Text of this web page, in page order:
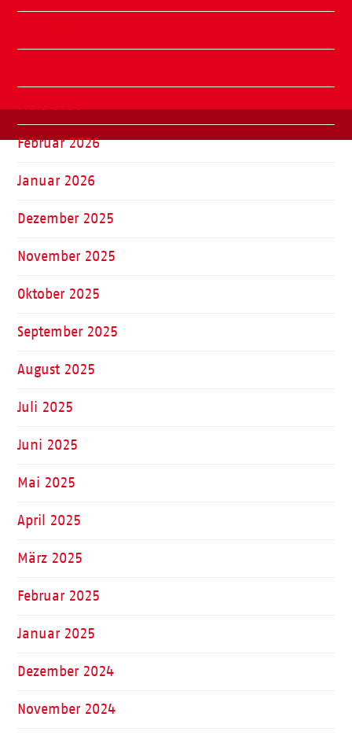
März 2026
Februar 2026
Januar 2026
Dezember 2025
November 2025
Oktober 2025
September 2025
August 2025
Juli 2025
Juni 2025
Mai 2025
April 2025
März 2025
Februar 2025
Januar 2025
Dezember 2024
November 2024